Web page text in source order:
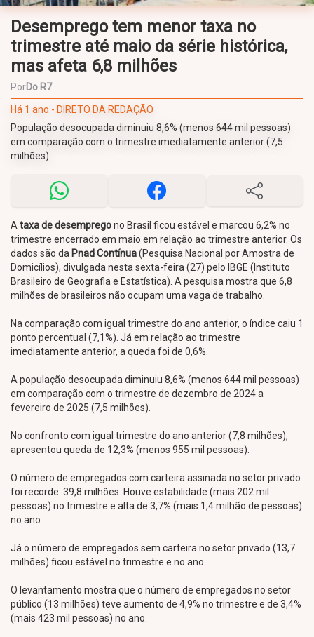
Desemprego tem menor taxa no
trimestre até maio da série histórica,
mas afeta 6,8 milhões
PorDo R7
Há 1 ano - DIRETO DA REDAÇÃO
População desocupada diminuiu 8,6% (menos 644 mil pessoas)
em comparação com o trimestre imediatamente anterior (7,5
milhões)
A taxa de desempregono Brasil ficou estável e marcou 6,2% no
trimestre encerrado em maio em relação ao trimestre anterior. Os
dados são da Pnad Contínua(Pesquisa Nacional por Amostra de
Domicílios), divulgada nesta sexta-feira (27) pelo IBGE (Instituto
Brasileiro de Geografia e Estatística). A pesquisa mostra que 6,8
milhões de brasileiros não ocupam uma vaga de trabalho.
Na comparação com igual trimestre do ano anterior, o índice caiu 1
ponto percentual (7,1%). Já em relação ao trimestre
imediatamente anterior, a queda foi de 0,6%.
A população desocupada diminuiu 8,6% (menos 644 mil pessoas)
em comparação com o trimestre de dezembro de 2024 a
fevereiro de 2025 (7,5 milhões).
No confronto com igual trimestre do ano anterior (7,8 milhões),
apresentou queda de 12,3% (menos 955 mil pessoas).
O número de empregados com carteira assinada no setor privado
foi recorde: 39,8 milhões. Houve estabilidade (mais 202 mil
pessoas) no trimestre e alta de 3,7% (mais 1,4 milhão de pessoas)
no ano.
Já o número de empregados sem carteira no setor privado (13,7
milhões) ficou estável no trimestre e no ano.
O levantamento mostra que o número de empregados no setor
público (13 milhões) teve aumento de 4,9% no trimestre e de 3,4%
(mais 423 mil pessoas) no ano.